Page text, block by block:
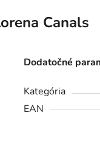
Canals
Dodatočné
Kategória
EAN